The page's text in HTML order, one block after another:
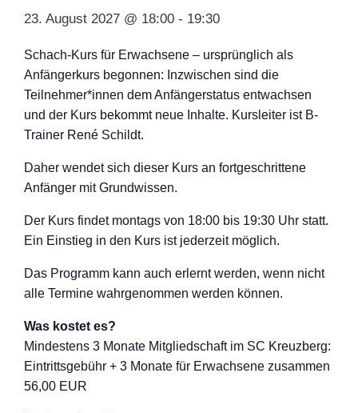
23. August 2027 @ 18:00 - 19:30
Schach-Kurs für Erwachsene – ursprünglich als
Anfängerkurs begonnen: Inzwischen sind die
Teilnehmer*innen dem Anfängerstatus entwachsen
und der Kurs bekommt neue Inhalte. Kursleiter ist B-
Trainer René Schildt.
Daher wendet sich dieser Kurs an fortgeschrittene
Anfänger mit Grundwissen.
Der Kurs findet montags von 18:00 bis 19:30 Uhr statt.
Ein Einstieg in den Kurs ist jederzeit möglich.
Das Programm kann auch erlernt werden, wenn nicht
alle Termine wahrgenommen werden können.
Was kostet es?
Mindestens 3 Monate Mitgliedschaft im SC Kreuzberg:
Eintrittsgebühr + 3 Monate für Erwachsene zusammen
56,00 EUR